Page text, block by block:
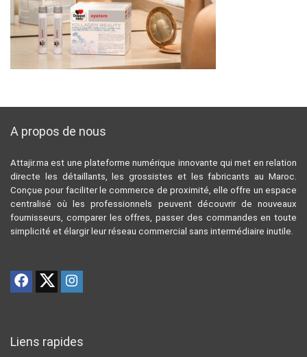
A propos de nous
Attajir.ma est une plateforme numérique innovante qui met en relation
directe les détaillants, les grossistes et les fabricants au Maroc.
Conçue pour faciliter le commerce de proximité, elle offre un espace
centralisé où les professionnels peuvent découvrir de nouveaux
fournisseurs, comparer les offres, passer des commandes en toute
simplicité et élargir leur réseau commercial sans intermédiaire inutile.
Liens rapides